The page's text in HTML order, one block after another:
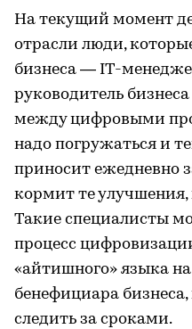
На текущий момент
отрасли люди,
бизнеса — IT-
руководитель
между цифровыми
надо погружаться и
приносит ежедневно
кормит те улучшения,
Такие специалисты
процесс
«айтишного» языка
бенефициара
следить за сроками.